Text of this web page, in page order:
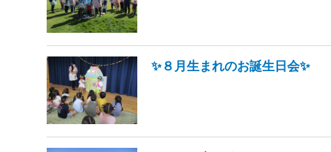
✨８月生まれのお誕生日会✨